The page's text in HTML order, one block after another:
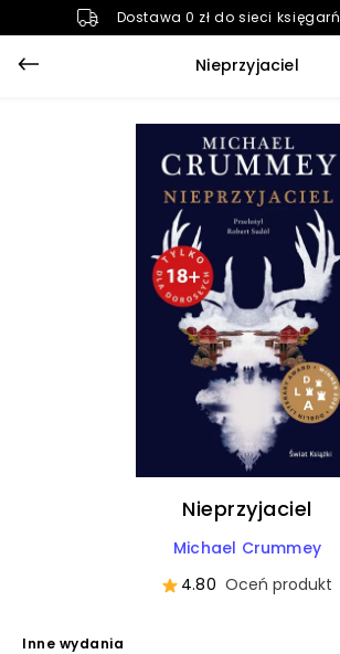
Dostawa 0 zł do sieci księgarń
Nieprzyjaciel
Nieprzyjaciel
Michael Crummey
4.80 Oceń produkt
Inne wydania